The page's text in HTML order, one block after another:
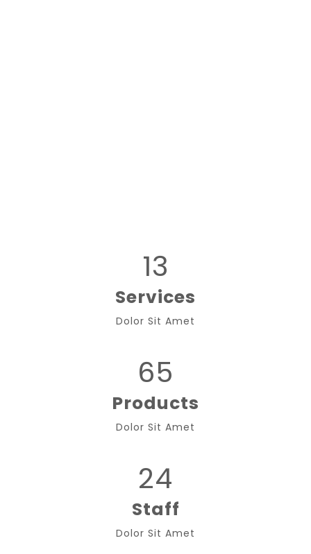
13
Services
Dolor Sit Amet
65
Products
Dolor Sit Amet
24
Staff
Dolor Sit Amet